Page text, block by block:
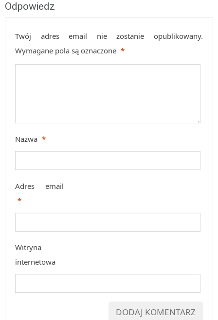
Odpowiedz
Twój adres email nie zostanie opublikowany.
Wymagane pola są oznaczone *
Nazwa *
Adres email
*
Witryna
internetowa